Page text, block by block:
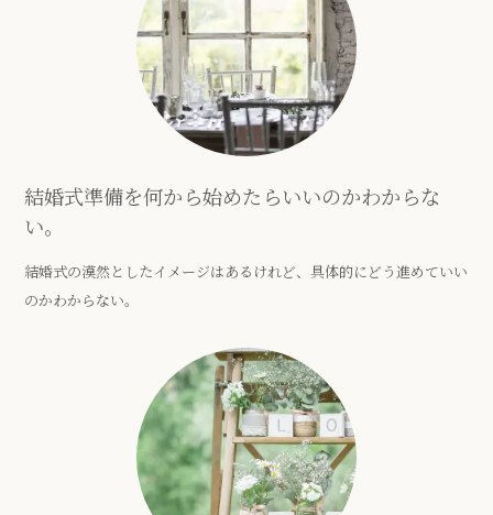
結婚式準備を何から始めたらいいのかわからな
い。
結婚式の漠然としたイメージはあるけれど、具体的にどう進めていい
のかわからない。